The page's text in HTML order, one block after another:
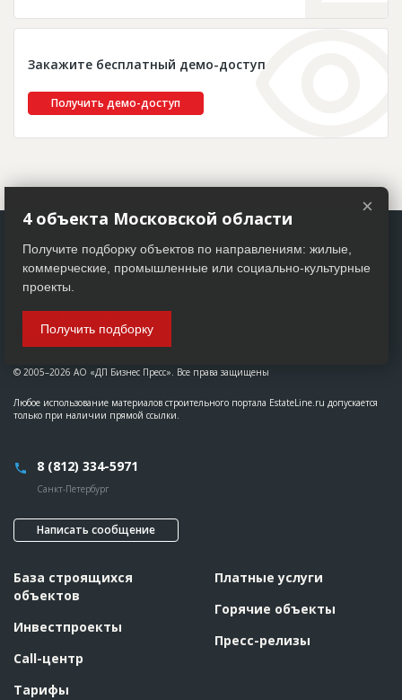
Закажите бесплатный демо-доступ
Получить демо-доступ
© 2005–2026 АО «ДП Бизнес Пресс». Все права защищены
Любое использование материалов строительного портала EstateLine.ru допускается
только при наличии прямой ссылки.
8 (812) 334-5971
Санкт-Петербург
Написать сообщение
База строящихся
объектов
Инвестпроекты
Call-центр
Тарифы
Платные услуги
Горячие объекты
Пресс-релизы
×
4 объекта Московской области
Получите подборку объектов по направлениям: жилые,
коммерческие, промышленные или социально-культурные
проекты.
Получить подборку